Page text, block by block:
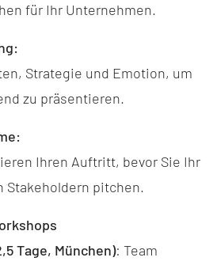
für Ihr Unternehmen.
Strategie und Emotion, um
zu präsentieren.
Ihren Auftritt, bevor Sie Ihr
Stakeholdern pitchen.
Tage, München): Team